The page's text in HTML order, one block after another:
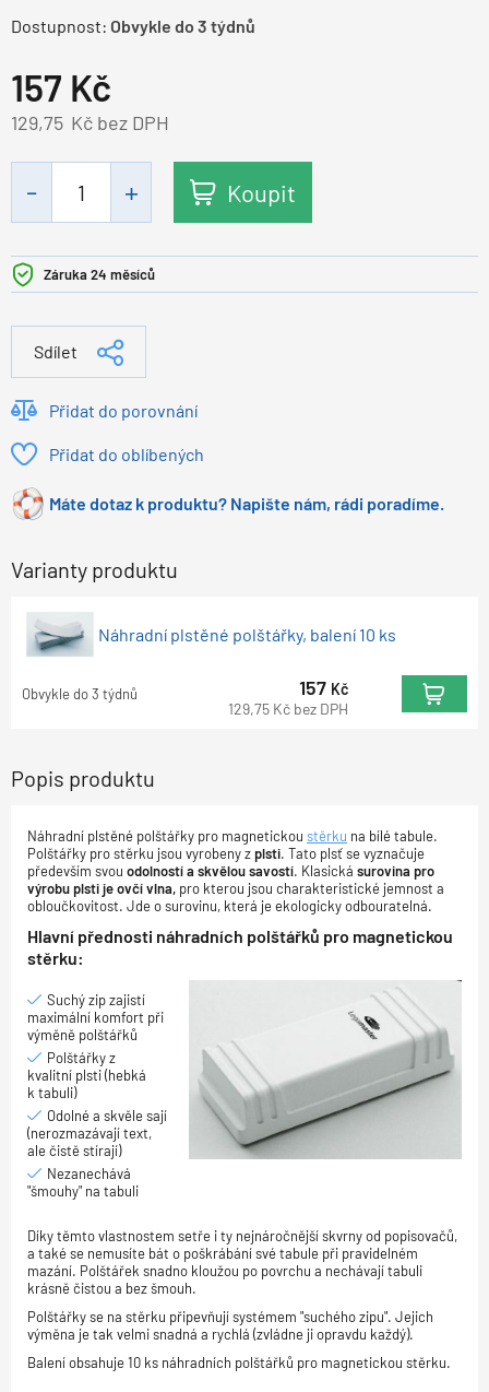
Dostupnost: Obvykle do 3 týdnů
157 Kč
Kč bez DPH
129,75
Koupit
Záruka 24 měsíců
Sdílet
Přidat do porovnání
Přidat do oblíbených
Máte dotaz k produktu? Napište nám, rádi poradíme.
Varianty produktu
Náhradní plstěné polštářky, balení 10 ks
Obvykle do 3 týdnů 157 Kč
129,75 Kč bez DPH
Popis produktu
Náhradní plstěné polštářky pro magnetickou stěrku na bílé tabule.
Polštářky pro stěrku jsou vyrobeny zplsti. Tato plsť se vyznačuje
především svou odolností a skvělou savostí. Klasická surovina pro
výrobu plsti je ovčí vlna, pro kterou jsou charakteristické jemnost a
obloučkovitost. Jde o surovinu, která je ekologicky odbouratelná.
Hlavní přednosti náhradních polštářků pro magnetickou
stěrku:
Suchý zip zajistí
maximální komfort při
výměně polštářků
Polštářky z
kvalitní plsti (hebká
k tabuli)
Odolné a skvěle sají
(nerozmazávají text,
ale čistě stírají)
Nezanechává
"šmouhy" na tabuli
Díky těmto vlastnostem setře i ty nejnáročnější skvrny od popisovačů,
a také se nemusíte bát o poškrábání své tabule při pravidelném
mazání. Polštářek snadno kloužou po povrchu a nechávají tabuli
krásně čistou a bez šmouh.
Polštářky se na stěrku připevňují systémem "suchého zipu". Jejich
výměna je tak velmi snadná a rychlá (zvládne ji opravdu každý).
Balení obsahuje 10 ks náhradních polštářků pro magnetickou stěrku.